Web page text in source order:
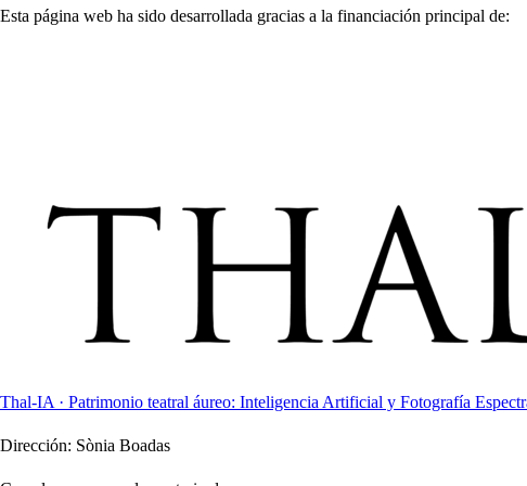
Esta página web ha sido desarrollada gracias a la financiación principal de:
Thal-IA · Patrimonio teatral áureo: Inteligencia Artificial y Fotografía
Dirección: Sònia Boadas